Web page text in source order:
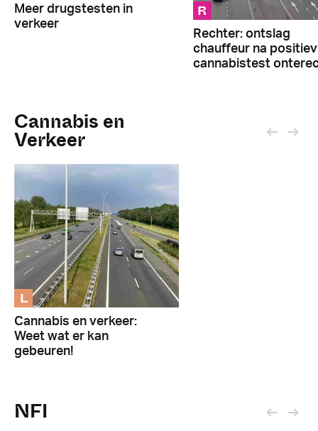
Meer drugstesten in
verkeer
R
Rechter: ontslag
chauffeur na
cannabistest
Cannabis en
Verkeer
L
Cannabis en verkeer:
Weet wat er kan
gebeuren!
NFI